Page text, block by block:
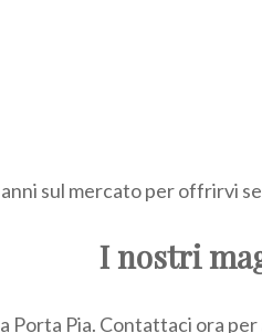
sul mercato per offrirvi
I nostri